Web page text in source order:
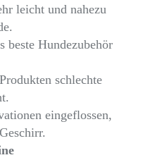
leicht und nahezu
beste Hundezubehör
schlechte
eingeflossen,